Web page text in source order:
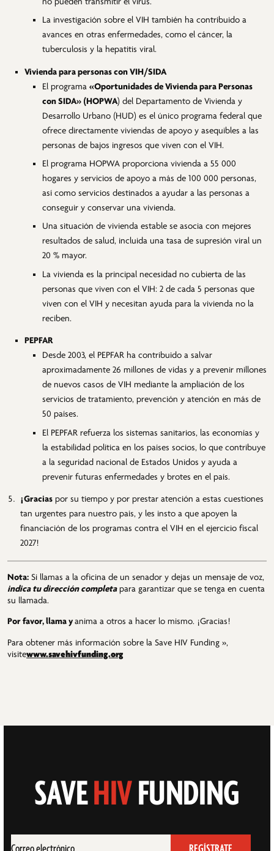
La investigación sobre el VIH también ha contribuido a
avances en otras enfermedades, como el cáncer, la
tuberculosis y la hepatitis viral.
Vivienda para personas con VIH/SIDA
El programa «Oportunidades de Vivienda para Personas
con SIDA» (HOPWA) del Departamento de Vivienda y
Desarrollo Urbano (HUD) es el único programa federal que
ofrece directamente viviendas de apoyo y asequibles a las
personas de bajos ingresos que viven con el VIH.
El programa HOPWA proporciona vivienda a 55 000
hogares y servicios de apoyo a más de 100 000 personas,
así como servicios destinados a ayudar a las personas a
conseguir y conservar una vivienda.
Una situación de vivienda estable se asocia con mejores
resultados de salud, incluida una tasa de supresión viral un
20 % mayor.
La vivienda es la principal necesidad no cubierta de las
personas que viven con el VIH: 2 de cada 5 personas que
viven con el VIH y necesitan ayuda para la vivienda no la
reciben.
PEPFAR
Desde 2003, el PEPFAR ha contribuido a salvar
aproximadamente 26 millones de vidas y a prevenir millones
de nuevos casos de VIH mediante la ampliación de los
servicios de tratamiento, prevención y atención en más de
50 países.
El PEPFAR refuerza los sistemas sanitarios, las economías y
la estabilidad política en los países socios, lo que contribuye
a la seguridad nacional de Estados Unidos y ayuda a
prevenir futuras enfermedades y brotes en el país.
¡Gracias por su tiempo y por prestar atención a estas cuestiones
tan urgentes para nuestro país, y les insto a que apoyen la
financiación de los programas contra el VIH en el ejercicio fiscal
2027!
Nota: Si llamas a la oficina de un senador y dejas un mensaje de voz,
indica tu dirección completapara garantizar que se tenga en cuenta
su llamada.
Por favor, llama yanima a otros a hacer lo mismo. ¡Gracias!
Para obtener más información sobre la Save HIV Funding »,
visitewww.savehivfunding.org
SAVEHIVFUNDING